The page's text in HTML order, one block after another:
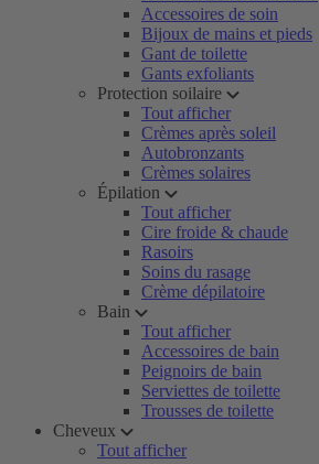
Accessoires de soin
Bijoux de mains et pieds
Gant de toilette
Gants exfoliants
Protection soilaire
Tout afficher
Crèmes après soleil
Autobronzants
Crèmes solaires
Épilation
Tout afficher
Cire froide & chaude
Rasoirs
Soins du rasage
Crème dépilatoire
Bain
Tout afficher
Accessoires de bain
Peignoirs de bain
Serviettes de toilette
Trousses de toilette
Cheveux
Tout afficher